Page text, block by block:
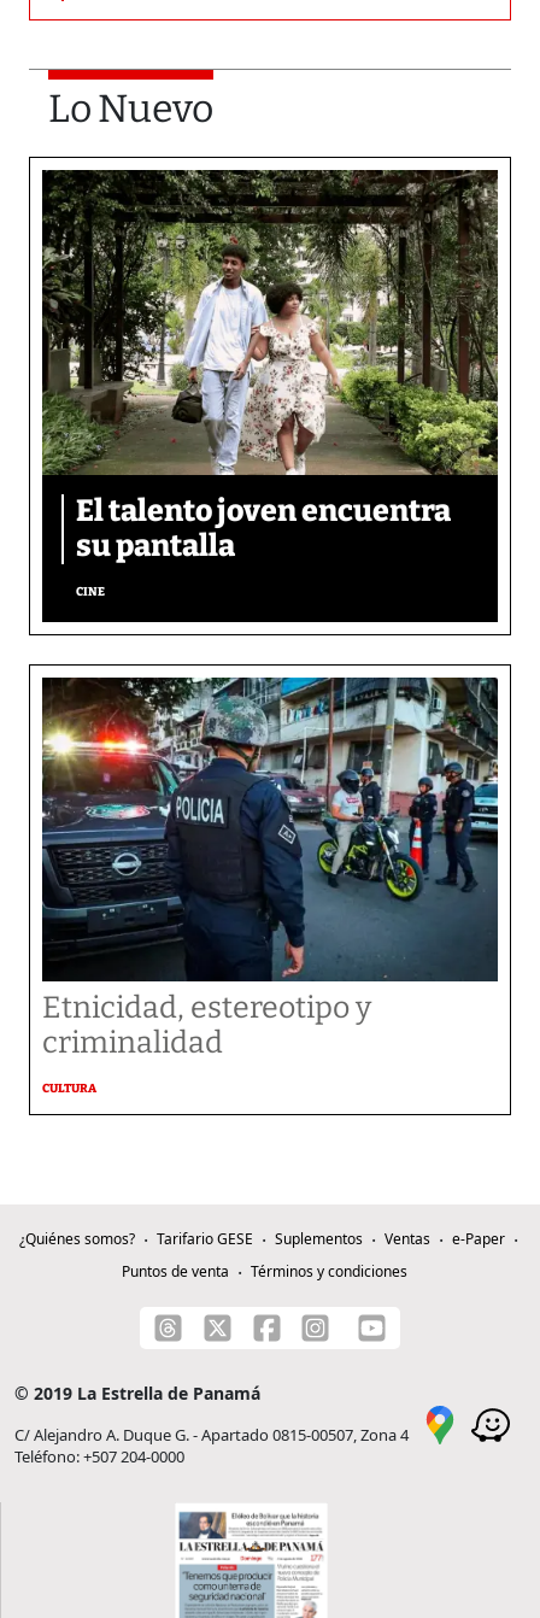
Lo Nuevo
El talento joven encuentra
su pantalla​
CINE
Etnicidad, estereotipo y
criminalidad
CULTURA
¿Quiénes somos? Tarifario GESE Suplementos Ventas
e-Paper
Puntos de venta
Términos y condiciones
© 2019 La Estrella de Panamá
C/ Alejandro A. Duque G. - Apartado 0815-00507, Zona 4
Teléfono: +507 204-0000